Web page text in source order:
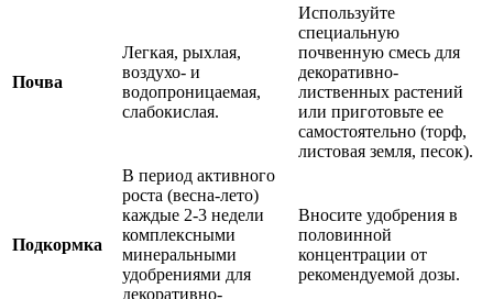
Почва
Легкая, рыхлая,
воздухо- и
водопроницаемая,
слабокислая.
Используйте
специальную
почвенную смесь для
декоративно-
лиственных растений
или приготовьте ее
самостоятельно (торф,
листовая земля, песок).
Подкормка
В период активного
роста (весна-лето)
каждые 2-3 недели
комплексными
минеральными
удобрениями для
декоративно-
Вносите удобрения в
половинной
концентрации от
рекомендуемой дозы.